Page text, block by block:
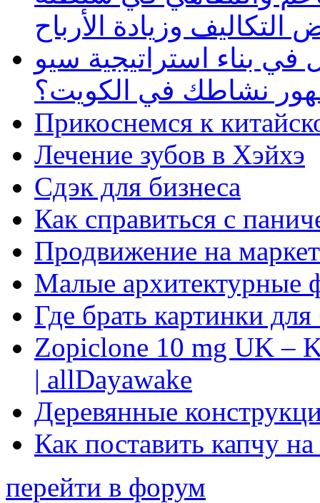
وزيادة الأرباح
بناء استراتيجية سيو
نشاطك في الكويت؟
Прикоснемся к
Лечение зубов в Хэйхэ
Сдэк для бизнеса
Как справиться с
Продвижение на
Малые архитектурные
Где брать картинки
Zopiclone 10 mg UK –
| allDayawake
Деревянные
Как поставить капчу
перейти в форум